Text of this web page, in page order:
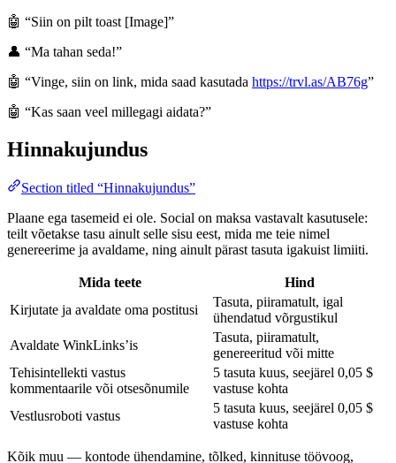
🤖 “Siin on pilt toast [Image]”
👤 “Ma tahan seda!”
🤖 “Vinge, siin on link, mida saad kasutada https://trvl.as/AB76g”
🤖 “Kas saan veel millegagi aidata?”
Hinnakujundus
Section titled “Hinnakujundus”
Plaane ega tasemeid ei ole. Social on maksa vastavalt kasutusele:
teilt võetakse tasu ainult selle sisu eest, mida me teie nimel
genereerime ja avaldame, ning ainult pärast tasuta igakuist limiiti.
Mida teete
Hind
Kirjutate ja avaldate oma postitusi
Tasuta, piiramatult, igal
ühendatud võrgustikul
Avaldate WinkLinks’is
Tasuta, piiramatult,
genereeritud või mitte
Tehisintellekti vastus
kommentaarile või otsesõnumile
5 tasuta kuus, seejärel 0,05 $
vastuse kohta
Vestlusroboti vastus
5 tasuta kuus, seejärel 0,05 $
vastuse kohta
Kõik muu — kontode ühendamine, tõlked, kinnituse töövoog,